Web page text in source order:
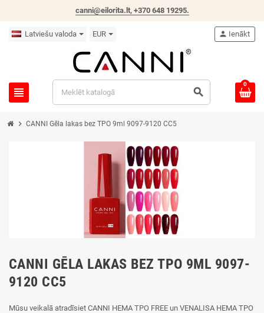
canni@eilorita.lt, +370 648 19295.
Latviešu valoda EUR
view_headline search
person Ienākt
0
chevron_right CANNI Gēla lakas bez TPO 9ml 9097-9120 CC5
CANNI GĒLA LAKAS BEZ TPO 9ML 9097-
9120 CC5
Mūsu veikalā atradīsiet CANNI HEMA TPO FREE un VENALISA HEMA TPO